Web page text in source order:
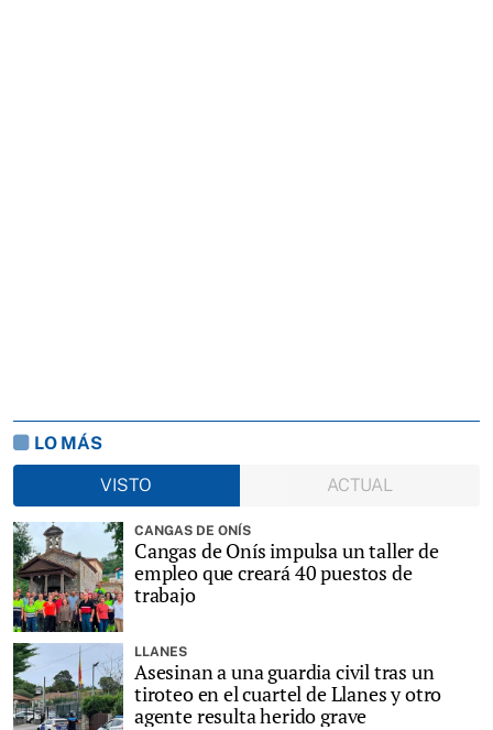
LO MÁS
VISTO
ACTUAL
CANGAS DE ONÍS
Cangas de Onís impulsa un taller de
empleo que creará 40 puestos de
trabajo
LLANES
Asesinan a una guardia civil tras un
tiroteo en el cuartel de Llanes y otro
agente resulta herido grave